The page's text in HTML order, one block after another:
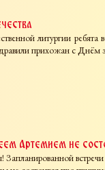
литургии
прихожан с Днём
Артемием не
Запланированной